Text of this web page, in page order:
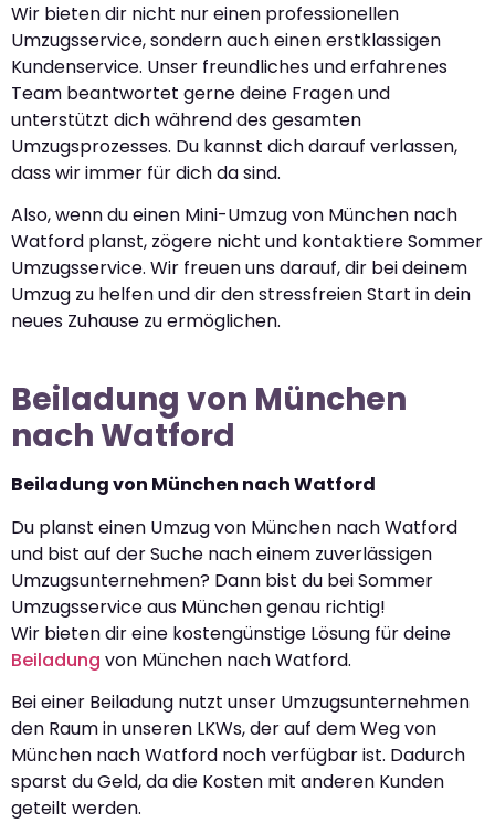
Wir bieten dir nicht nur einen professionellen
Umzugsservice, sondern auch einen erstklassigen
Kundenservice. Unser freundliches und erfahrenes
Team beantwortet gerne deine Fragen und
unterstützt dich während des gesamten
Umzugsprozesses. Du kannst dich darauf verlassen,
dass wir immer für dich da sind.
Also, wenn du einen Mini-Umzug von München nach
Watford planst, zögere nicht und kontaktiere Sommer
Umzugsservice. Wir freuen uns darauf, dir bei deinem
Umzug zu helfen und dir den stressfreien Start in dein
neues Zuhause zu ermöglichen.
Beiladung von München
nach Watford
Beiladung von München nach Watford
Du planst einen Umzug von München nach Watford
und bist auf der Suche nach einem zuverlässigen
Umzugsunternehmen? Dann bist du bei Sommer
Umzugsservice aus München genau richtig!
Wir bieten dir eine kostengünstige Lösung für deine
Beiladung von München nach Watford.
Bei einer Beiladung nutzt unser Umzugsunternehmen
den Raum in unseren LKWs, der auf dem Weg von
München nach Watford noch verfügbar ist. Dadurch
sparst du Geld, da die Kosten mit anderen Kunden
geteilt werden.